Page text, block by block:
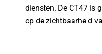
diensten. De CT47 is
op de zichtbaarheid